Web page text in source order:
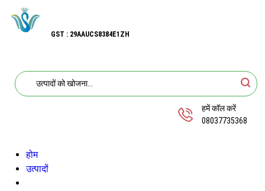
GST : 29AAUCS8384E1ZH
हमें कॉल करें
08037735368
होम
उत्पादों